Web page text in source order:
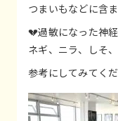
つまいもなどに含
💔過敏になった神
ネギ、ニラ、しそ
参考にしてみてく